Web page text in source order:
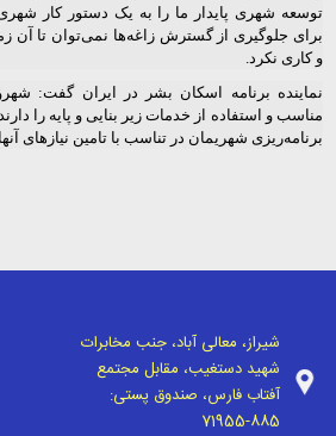
توسعه شهری پایدار ما را به یک دستور کار
برای جلوگیری از گسترش زاغه‌ها نمی‌توان تا
و کاری نکرد.
نماینده برنامه‌ اسکان بشر در ایران گفت:
مناسب و استفاده از خدمات زیر بنایی و پایه را
برنامه‌ریزی شهریمان در تناسب با تامین نیازهای
شیراز، معالی آباد، جنب مخابرات
شهید دستغیب، مقابل مجتمع
آفتاب فارس، صندوق پستی:
71955-885